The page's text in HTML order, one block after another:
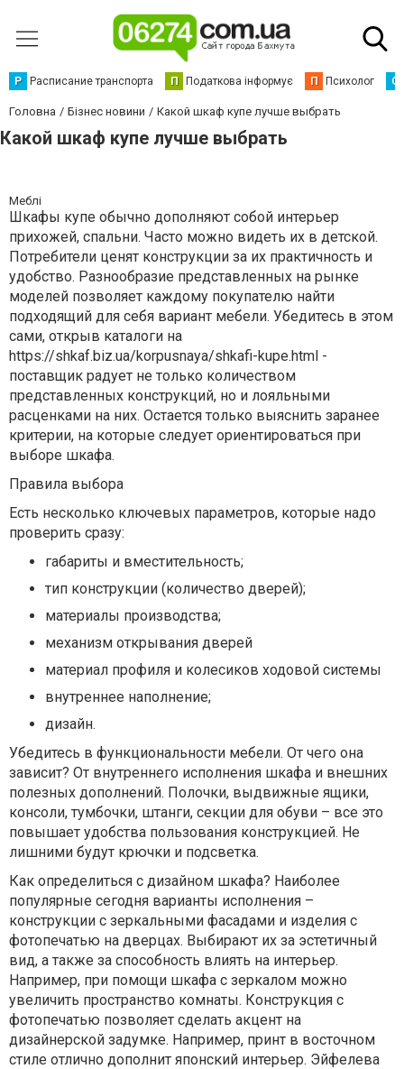
Р Расписание транспорта П Податкова інформує П Психолог С
Головна Бізнес новини Какой шкаф купе лучше выбрать
Какой шкаф купе лучше выбрать
Меблі
Шкафы купе обычно дополняют собой интерьер
прихожей, спальни. Часто можно видеть их в детской.
Потребители ценят конструкции за их практичность и
удобство. Разнообразие представленных на рынке
моделей позволяет каждому покупателю найти
подходящий для себя вариант мебели. Убедитесь в этом
сами, открыв каталоги на
https://shkaf.biz.ua/korpusnaya/shkafi-kupe.html -
поставщик радует не только количеством
представленных конструкций, но и лояльными
расценками на них. Остается только выяснить заранее
критерии, на которые следует ориентироваться при
выборе шкафа.
Правила выбора
Есть несколько ключевых параметров, которые надо
проверить сразу:
габариты и вместительность;
тип конструкции (количество дверей);
материалы производства;
механизм открывания дверей
материал профиля и колесиков ходовой системы
внутреннее наполнение;
дизайн.
Убедитесь в функциональности мебели. От чего она
зависит? От внутреннего исполнения шкафа и внешних
полезных дополнений. Полочки, выдвижные ящики,
консоли, тумбочки, штанги, секции для обуви – все это
повышает удобства пользования конструкцией. Не
лишними будут крючки и подсветка.
Как определиться с дизайном шкафа? Наиболее
популярные сегодня варианты исполнения –
конструкции с зеркальными фасадами и изделия с
фотопечатью на дверцах. Выбирают их за эстетичный
вид, а также за способность влиять на интерьер.
Например, при помощи шкафа с зеркалом можно
увеличить пространство комнаты. Конструкция с
фотопечатью позволяет сделать акцент на
дизайнерской задумке. Например, принт в восточном
стиле отлично дополнит японский интерьер. Эйфелева